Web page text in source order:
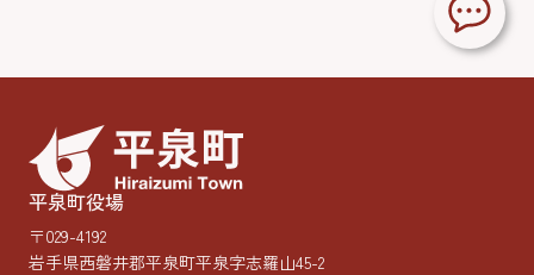
平泉町役場
〒029-4192
岩手県西磐井郡平泉町平泉字志羅山45-2